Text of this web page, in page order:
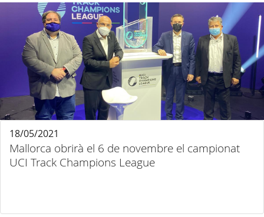
Mallorca obrirà el 6 de novembre el campionat
UCI Track Champions League
18/05/2021